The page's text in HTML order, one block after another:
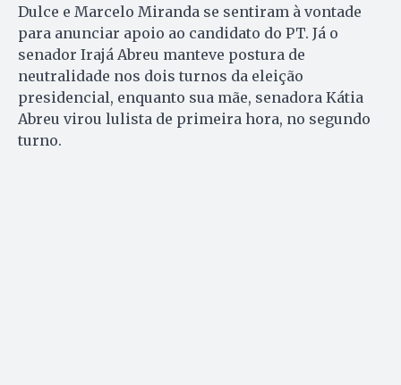
Dulce e Marcelo Miranda se sentiram à vontade
para anunciar apoio ao candidato do PT. Já o
senador Irajá Abreu manteve postura de
neutralidade nos dois turnos da eleição
presidencial, enquanto sua mãe, senadora Kátia
Abreu virou lulista de primeira hora, no segundo
turno.